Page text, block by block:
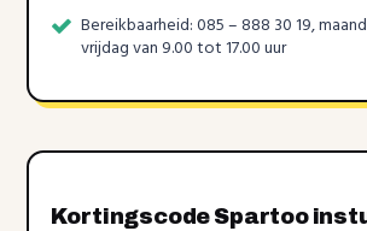
Bereikbaarheid: 085 – 888 30 19,
vrijdag van 9.00 tot 17.00 uur
Kortingscode Spartoo